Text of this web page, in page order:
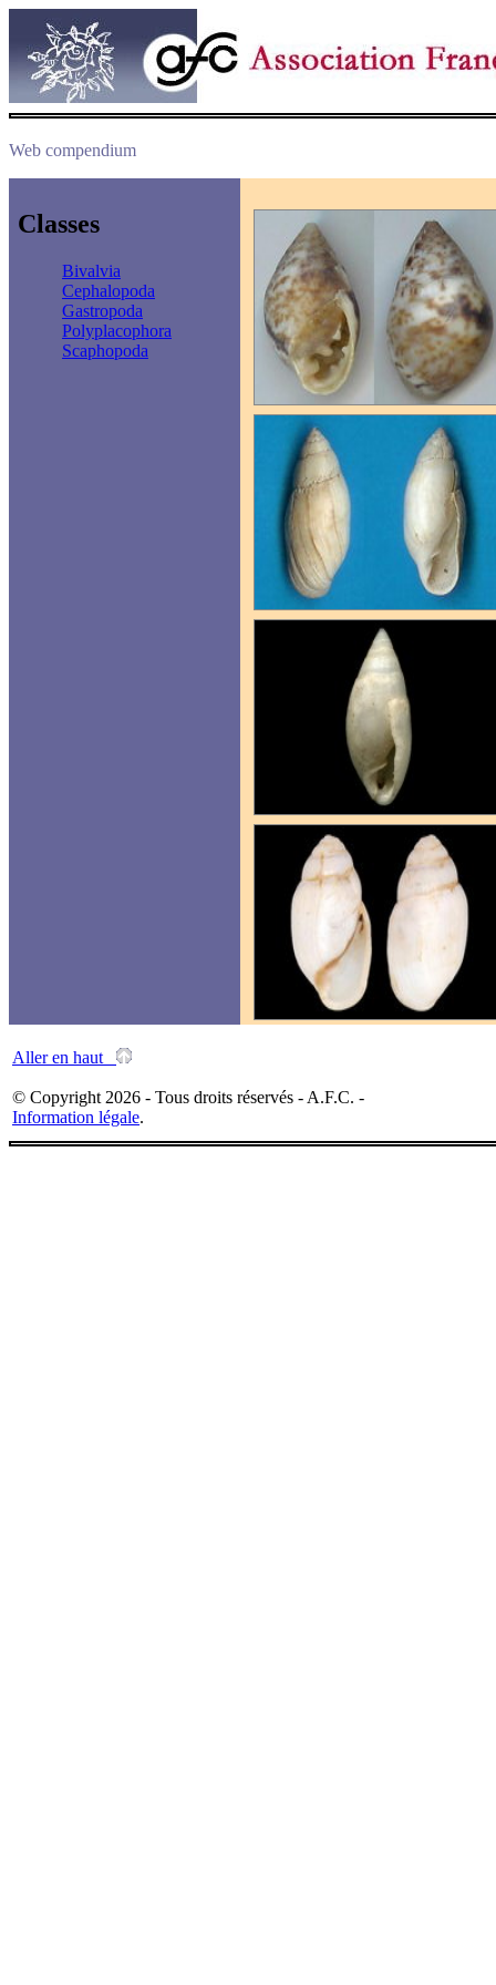
Web compendium
Classes
Bivalvia
Cephalopoda
Gastropoda
Polyplacophora
Scaphopoda
Aller en haut
© Copyright 2026 - Tous droits réservés - A.F.C. -
Information légale.